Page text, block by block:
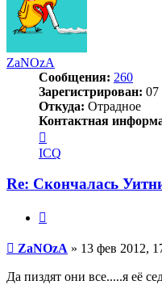
ZaNOzA
Сообщения: 260
Зарегистрирован: 07
Откуда: Отрадное
Контактная
информация
пользователя
ICQ
Re: Скончалась
Сообщение
ZaNOzA » 13 фев 2012,
Да пиздят они все.....я её